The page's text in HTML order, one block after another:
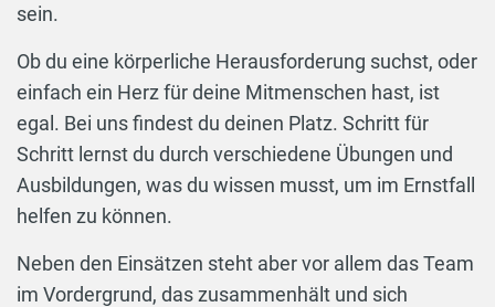
sein.
Ob du eine körperliche Herausforderung suchst, oder
einfach ein Herz für deine Mitmenschen hast, ist
egal. Bei uns findest du deinen Platz. Schritt für
Schritt lernst du durch verschiedene Übungen und
Ausbildungen, was du wissen musst, um im Ernstfall
helfen zu können.
Neben den Einsätzen steht aber vor allem das Team
im Vordergrund, das zusammenhält und sich